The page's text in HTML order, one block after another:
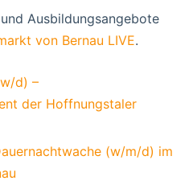
Ausbildungsangebote
von Bernau LIVE.
d) –
der Hoffnungstaler
(w/m/d) im